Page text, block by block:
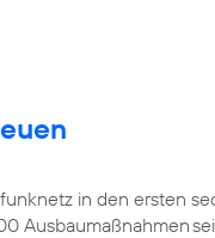
in den ersten
Ausbaumaßnahmen